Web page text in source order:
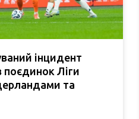
інцидент
поєдинок Ліги
та